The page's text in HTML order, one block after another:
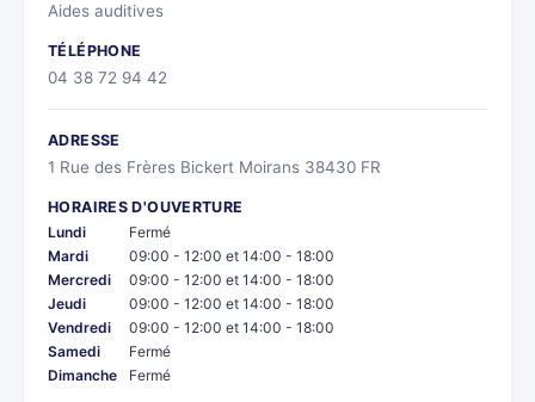
Aides auditives
TÉLÉPHONE
04 38 72 94 42
ADRESSE
1 Rue des Frères Bickert Moirans 38430 FR
HORAIRES D'OUVERTURE
Lundi
Fermé
Mardi
09:00 - 12:00 et 14:00 - 18:00
Mercredi
09:00 - 12:00 et 14:00 - 18:00
Jeudi
09:00 - 12:00 et 14:00 - 18:00
Vendredi
09:00 - 12:00 et 14:00 - 18:00
Samedi
Fermé
Dimanche
Fermé